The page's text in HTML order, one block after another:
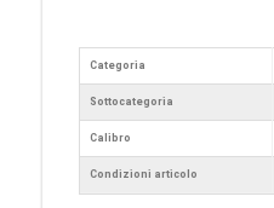
Categoria
Sottocategoria
Calibro
Condizioni articolo